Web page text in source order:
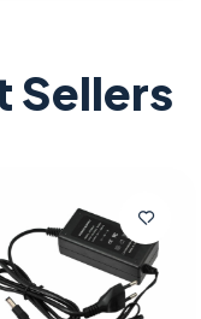
Sellers